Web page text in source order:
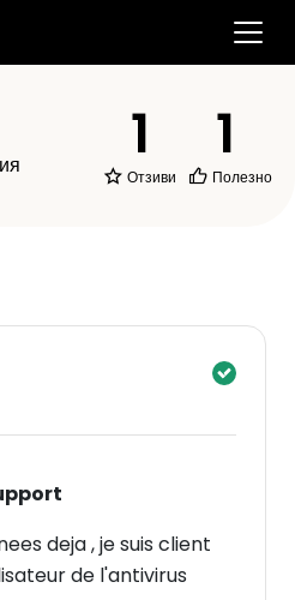
1
Отзиви
1
Полезно
deja , je suis client